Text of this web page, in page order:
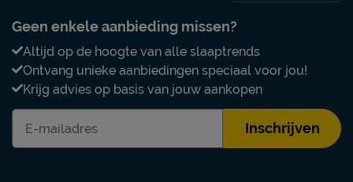
Geen enkele aanbieding missen?
Altijd op de hoogte van alle slaaptrends
Ontvang unieke aanbiedingen speciaal voor jou!
Krijg advies op basis van jouw aankopen
Inschrijven